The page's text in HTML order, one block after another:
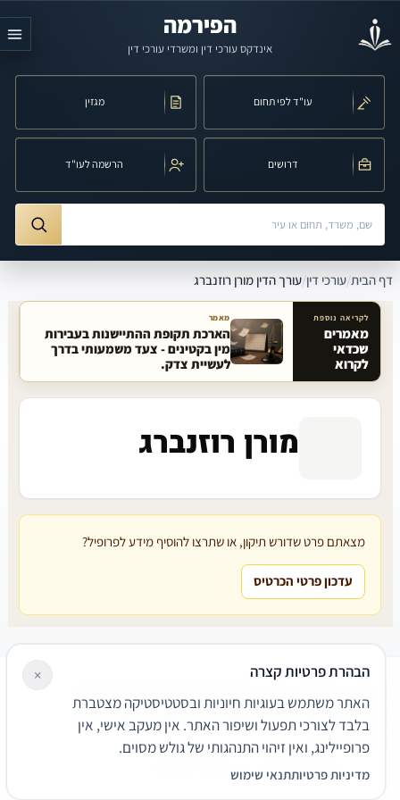
הפירמה
אינדקס עורכי דין ומשרדי עורכי דין
עו"ד לפי תחום מגזין
דרושים הרשמה לעו"ד
חיפוש לפי שם, משרד, תחום משפט או עיר
דף הבית/עורכי דין/עורך הדין מורן רוזנברג
מאמרים קשורים באתר
לקריאה נוספת
מאמרים
שכדאי
לקרוא
מאמר
הארכת תקופת ההתיישנות בעבירות
מין בקטינים - צעד משמעותי בדרך
לעשיית צדק.
מורן רוזנברג
מצאתם פרט שדורש תיקון, או שתרצו להוסיף מידע לפרופיל?
עדכון פרטי הכרטיס
שירותים משפטיים
דרושים צור קשר נגישותפרטיות
תנאי שימוש
© 2026 הפירמה. כל הזכויות שמורות.
הבהרת פרטיות קצרה
האתר משתמש בעוגיות חיוניות ובסטטיסטיקה מצטברת
בלבד לצורכי תפעול ושיפור האתר. אין מעקב אישי, אין
פרופיילינג, ואין זיהוי התנהגותי של גולש מסוים.
מדיניות פרטיותתנאי שימוש
×